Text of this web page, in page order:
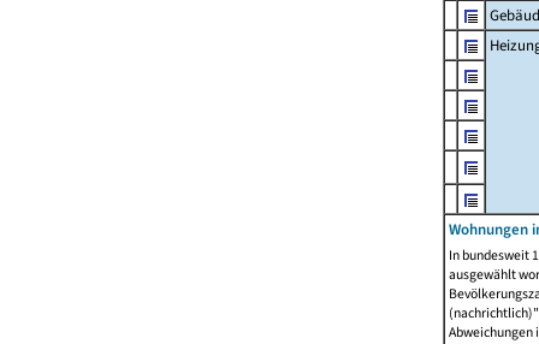
Wohnungen
In bundesweit
ausgewählt
Abweichungen